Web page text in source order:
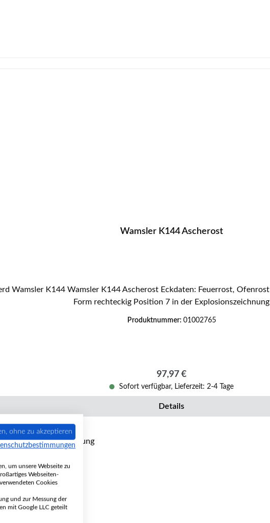
Wamsler K144 Ascherost
Form rechteckig Position 7 in der Explosionszeichnung
Produktnummer: 01002765
Regulärer Preis:
97,97 €
Sofort verfügbar, Lieferzeit: 2-4 Tage
Details
ohne zu akzeptieren
um unsere Webseite zu
Webseiten-
Cookies
und zur Messung der
mit Google LLC geteilt